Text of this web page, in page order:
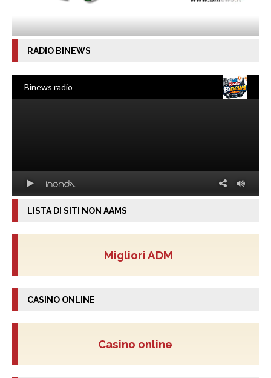
RADIO BINEWS
LISTA DI SITI NON AAMS
Migliori ADM
CASINO ONLINE
Casino online